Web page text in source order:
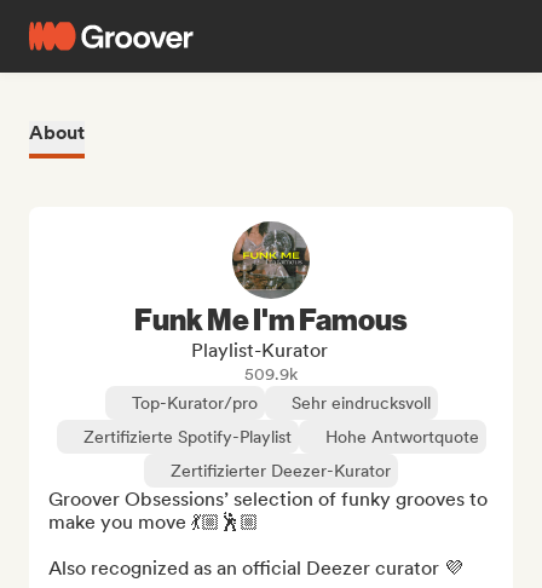
About
Funk Me I'm Famous
Playlist-Kurator
509.9k
Top-Kurator/pro
Sehr eindrucksvoll
Zertifizierte Spotify-Playlist
Hohe Antwortquote
Zertifizierter Deezer-Kurator
Groover Obsessions’ selection of funky grooves to
make you move 💃🏼🕺🏼
Also recognized as an official Deezer curator 💜